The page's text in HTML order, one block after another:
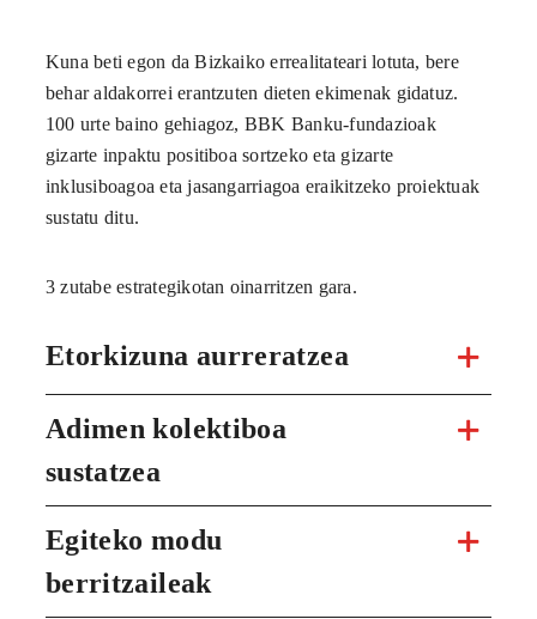
Kuna beti egon da Bizkaiko errealitateari lotuta, bere
behar aldakorrei erantzuten dieten ekimenak gidatuz.
100 urte baino gehiagoz, BBK Banku-fundazioak
gizarte inpaktu positiboa sortzeko eta gizarte
inklusiboagoa eta jasangarriagoa eraikitzeko proiektuak
sustatu ditu.
3 zutabe estrategikotan oinarritzen gara.
Etorkizuna aurreratzea
Adimen kolektiboa
sustatzea
Egiteko modu
berritzaileak